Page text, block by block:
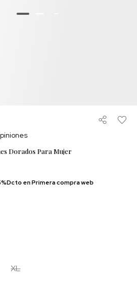
Dorados Para Mujer
en Primera compra web
XL